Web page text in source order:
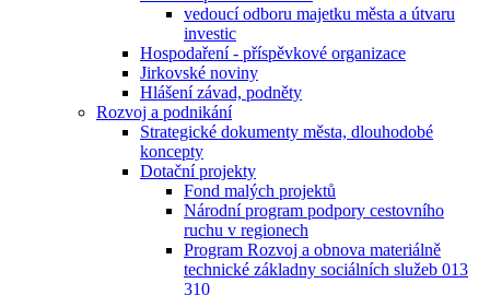
vedoucí odboru majetku města a útvaru
investic
Hospodaření - příspěvkové organizace
Jirkovské noviny
Hlášení závad, podněty
Rozvoj a podnikání
Strategické dokumenty města, dlouhodobé
koncepty
Dotační projekty
Fond malých projektů
Národní program podpory cestovního
ruchu v regionech
Program Rozvoj a obnova materiálně
technické základny sociálních služeb 013
310